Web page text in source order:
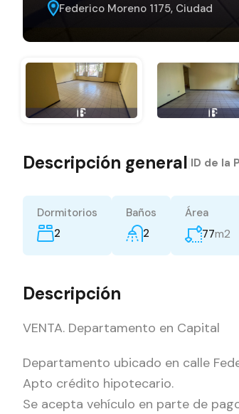
Federico Moreno 1175, Ciudad
Descripción general ID de la
Dormitorios
2
Baños
2
Área
77m2
Descripción
VENTA. Departamento en Capital
Departamento ubicado en calle
Apto crédito hipotecario.
Se acepta vehículo en parte de